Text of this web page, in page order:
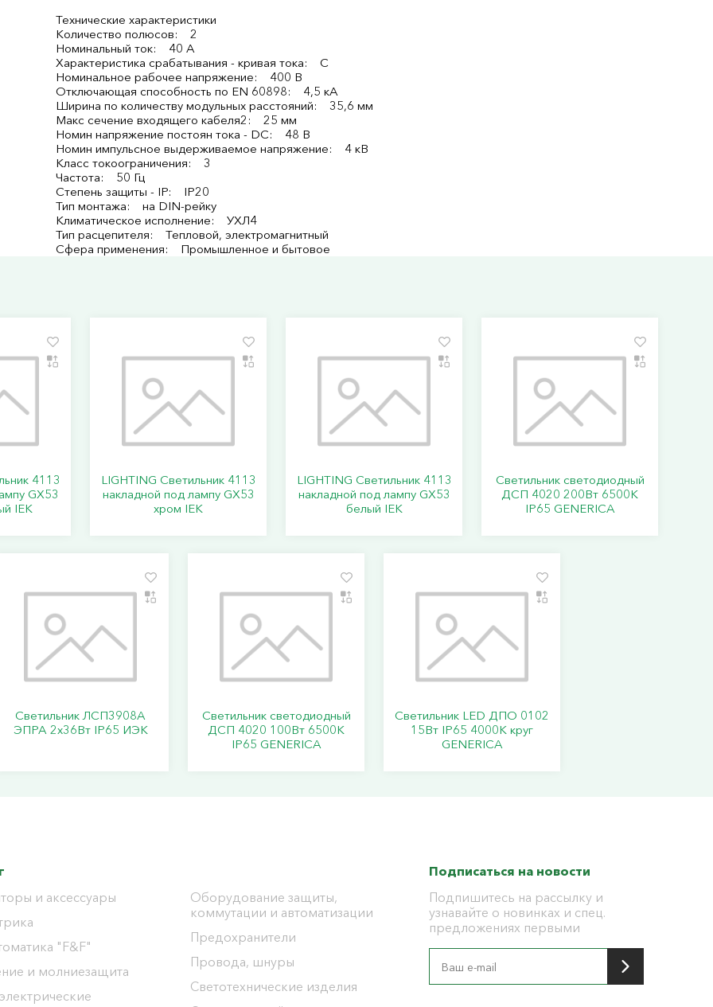
Технические характеристики
Количество полюсов: 2
Номинальный ток: 40 А
Характеристика срабатывания - кривая тока: C
Номинальное рабочее напряжение: 400 В
Отключающая способность по EN 60898: 4,5 кА
Ширина по количеству модульных расстояний: 35,6 мм
Макс сечение входящего кабеля2: 25 мм
Номин напряжение постоян тока - DC: 48 В
Номин импульсное выдерживаемое напряжение: 4 кВ
Класс токоограничения: 3
Частота: 50 Гц
Степень защиты - IP: IP20
Тип монтажа: на DIN-рейку
Климатическое исполнение: УХЛ4
Тип расцепителя: Тепловой, электромагнитный
Сфера применения: Промышленное и бытовое
4113
GX53
IEK
LIGHTING Светильник 4113
накладной под лампу GX53
хром IEK
LIGHTING Светильник 4113
накладной под лампу GX53
белый IEK
Светильник светодиодный
ДСП 4020 200Вт 6500К
IP65 GENERICA
Светильник ЛСП3908A
ЭПРА 2х36Вт IP65 ИЭК
Светильник светодиодный
ДСП 4020 100Вт 6500К
IP65 GENERICA
Светильник LED ДПО 0102
15Вт IP65 4000К круг
GENERICA
и аксессуары
"F&F"
и молниезащита
Оборудование защиты,
коммутации и автоматизации
Предохранители
Провода, шнуры
Светотехнические изделия
Подписаться на новости
Подпишитесь на рассылку и
узнавайте о новинках и спец.
предложениях первыми